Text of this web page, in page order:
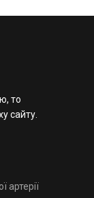
то
сайту.
артерії